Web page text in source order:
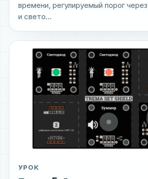
времени, регулируемый порог
и свето...
УРОК